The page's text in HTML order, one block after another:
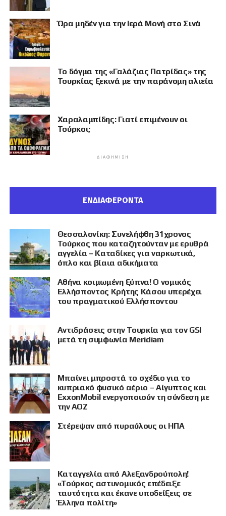
Ώρα μηδέν για την Ιερά Μονή στο Σινά
Το δόγμα της «Γαλάζιας Πατρίδας» της
Τουρκίας ξεκινά με την παράνομη αλιεία
Χαραλαμπίδης: Γιατί επιμένουν οι
Τούρκοι;
ΔΙΑΦΉΜΙΣΗ
ΕΝΔΙΑΦΕΡΟΝΤΑ
Θεσσαλονίκη: Συνελήφθη 31χρονος
Τούρκος που καταζητούνταν με ερυθρά
αγγελία – Καταδίκες για ναρκωτικά,
όπλο και βίαια αδικήματα
Αθήνα κοιμωμένη ξύπνα! Ο νομικός
Ελλήσποντος Κρήτης Κάσου υπερέχει
του πραγματικού Ελλήσποντου
Αντιδράσεις στην Τουρκία για τον GSI
μετά τη συμφωνία Meridiam
Μπαίνει μπροστά το σχέδιο για το
κυπριακό φυσικό αέριο – Αίγυπτος και
ExxonMobil ενεργοποιούν τη σύνδεση με
την ΑΟΖ
Στέρεψαν από πυραύλους οι ΗΠΑ
Καταγγελία από Αλεξανδρούπολη!
«Τούρκος αστυνομικός επέδειξε
ταυτότητα και έκανε υποδείξεις σε
Έλληνα πολίτη»